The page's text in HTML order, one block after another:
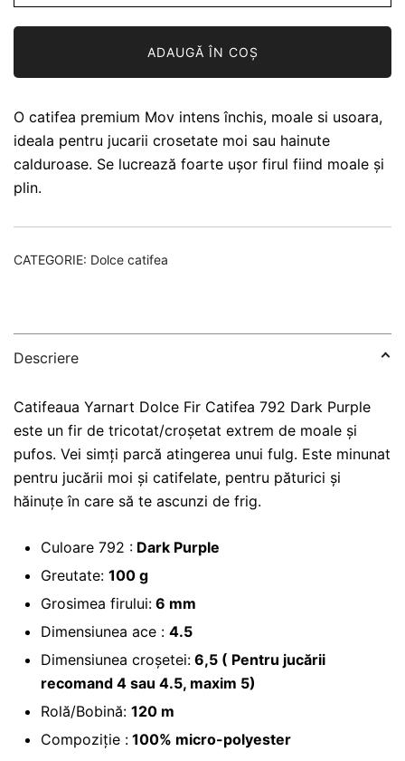
Dolce
Catifea
792
Purple
ADAUGĂ ÎN COȘ
O catifea premium Mov intens închis, moale si usoara,
ideala pentru jucarii crosetate moi sau hainute
calduroase. Se lucrează foarte ușor firul fiind moale și
plin.
CATEGORIE: Dolce catifea
Descriere
Catifeaua Yarnart Dolce Fir Catifea 792 Dark Purple
este un fir de tricotat/croșetat extrem de moale și
pufos. Vei simți parcă atingerea unui fulg. Este minunat
pentru jucării moi și catifelate, pentru păturici și
hăinuțe în care să te ascunzi de frig.
Culoare 792 : Dark Purple
Greutate: 100 g
Grosimea firului: 6 mm
Dimensiunea ace : 4.5
Dimensiunea croșetei: 6,5 ( Pentru jucării
recomand 4 sau 4.5, maxim 5)
Rolă/Bobină: 120 m
Compoziție : 100% micro-polyester